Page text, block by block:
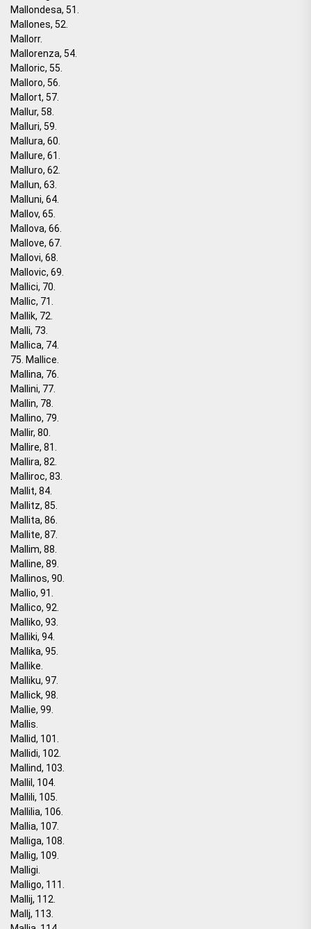
Mallondesa, 51.
Mallones, 52.
Mallorr.
Mallorenza, 54.
Malloric, 55.
Malloro, 56.
Mallort, 57.
Mallur, 58.
Malluri, 59.
Mallura, 60.
Mallure, 61.
Malluro, 62.
Mallun, 63.
Malluni, 64.
Mallov, 65.
Mallova, 66.
Mallove, 67.
Mallovi, 68.
Mallovic, 69.
Mallici, 70.
Mallic, 71.
Mallik, 72.
Malli, 73.
Mallica, 74.
75. Mallice.
Mallina, 76.
Mallini, 77.
Mallin, 78.
Mallino, 79.
Mallir, 80.
Mallire, 81.
Mallira, 82.
Malliroc, 83.
Mallit, 84.
Mallitz, 85.
Mallita, 86.
Mallite, 87.
Mallim, 88.
Malline, 89.
Mallinos, 90.
Mallio, 91.
Mallico, 92.
Malliko, 93.
Malliki, 94.
Mallika, 95.
Mallike.
Malliku, 97.
Mallick, 98.
Mallie, 99.
Mallis.
Mallid, 101.
Mallidi, 102.
Mallind, 103.
Mallil, 104.
Mallili, 105.
Mallilia, 106.
Mallia, 107.
Malliga, 108.
Mallig, 109.
Malligi.
Malligo, 111.
Mallij, 112.
Mallj, 113.